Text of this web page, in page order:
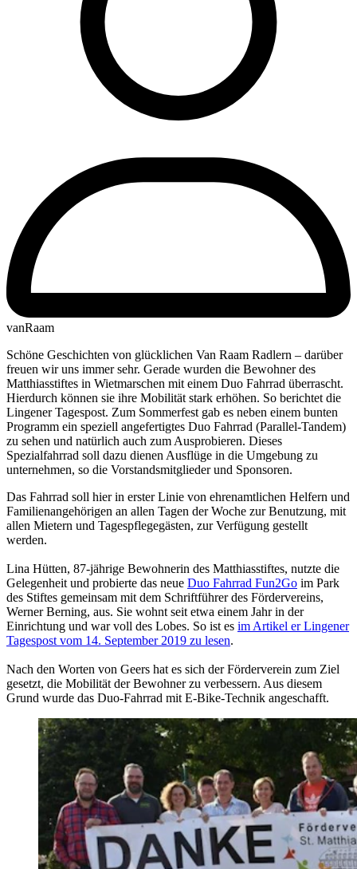
vanRaam
Schöne Geschichten von glücklichen Van Raam Radlern – darüber
freuen wir uns immer sehr. Gerade wurden die Bewohner des
Matthiasstiftes in Wietmarschen mit einem Duo Fahrrad überrascht.
Hierdurch können sie ihre Mobilität stark erhöhen. So berichtet die
Lingener Tagespost. Zum Sommerfest gab es neben einem bunten
Programm ein speziell angefertigtes Duo Fahrrad (Parallel-Tandem)
zu sehen und natürlich auch zum Ausprobieren. Dieses
Spezialfahrrad soll dazu dienen Ausflüge in die Umgebung zu
unternehmen, so die Vorstandsmitglieder und Sponsoren.
Das Fahrrad soll hier in erster Linie von ehrenamtlichen Helfern und
Familienangehörigen an allen Tagen der Woche zur Benutzung, mit
allen Mietern und Tagespflegegästen, zur Verfügung gestellt
werden.
Lina Hütten, 87-jährige Bewohnerin des Matthiasstiftes, nutzte die
Gelegenheit und probierte das neue Duo Fahrrad Fun2Go im Park
des Stiftes gemeinsam mit dem Schriftführer des Fördervereins,
Werner Berning, aus. Sie wohnt seit etwa einem Jahr in der
Einrichtung und war voll des Lobes. So ist es im Artikel er Lingener
Tagespost vom 14. September 2019 zu lesen.
Nach den Worten von Geers hat es sich der Förderverein zum Ziel
gesetzt, die Mobilität der Bewohner zu verbessern. Aus diesem
Grund wurde das Duo-Fahrrad mit E-Bike-Technik angeschafft.